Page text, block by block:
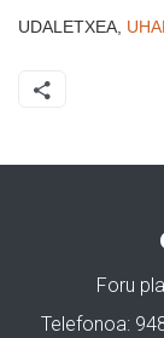
UDALETXEA,
Foru
Telefonoa: